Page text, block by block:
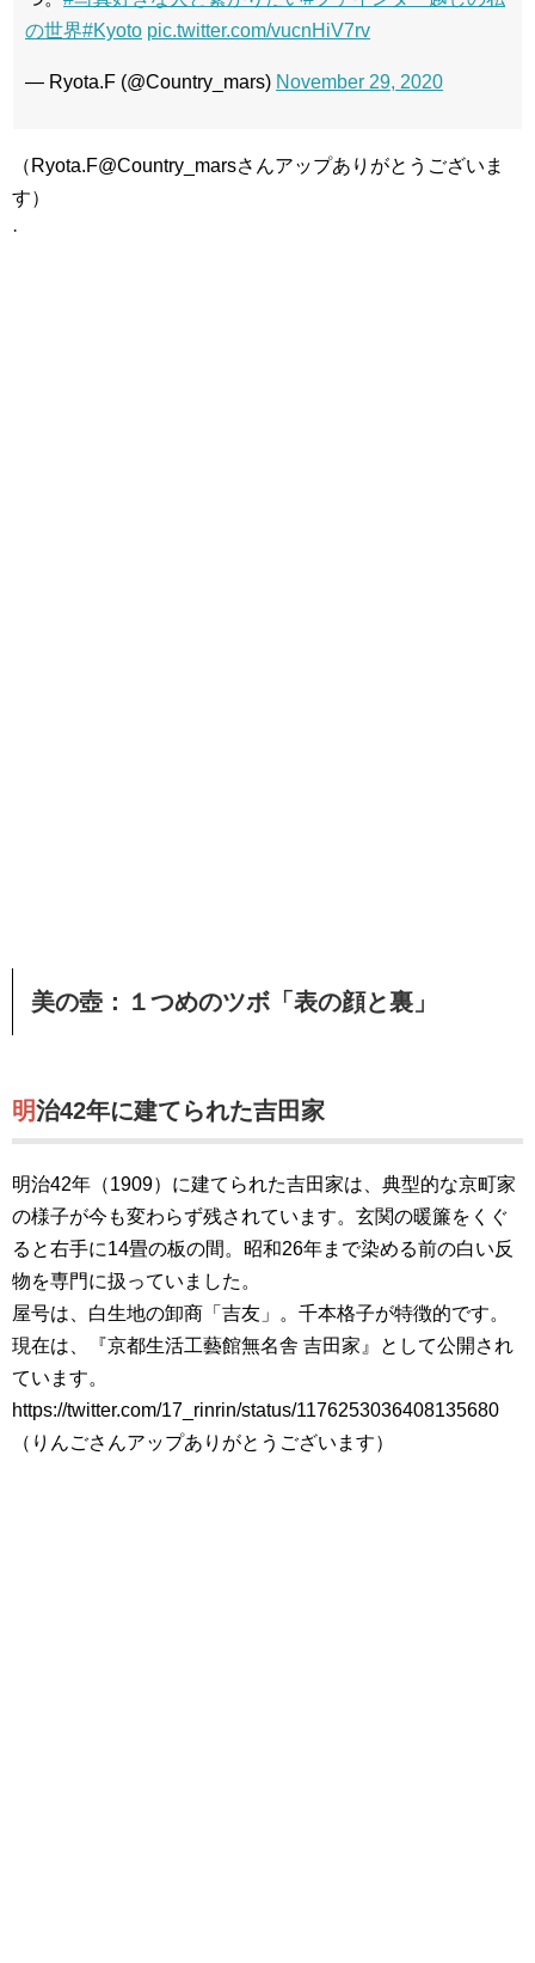
の世界#Kyoto pic.twitter.com/vucnHiV7rv
— Ryota.F (@Country_mars) November 29, 2020
（Ryota.F@Country_marsさんアップありがとうございま
す）
·
美の壺：１つめのツボ「表の顔と裏」
明治42年に建てられた吉田家
明治42年（1909）に建てられた吉田家は、典型的な京町家
の様子が今も変わらず残されています。玄関の暖簾をくぐ
ると右手に14畳の板の間。昭和26年まで染める前の白い反
物を専門に扱っていました。
屋号は、白生地の卸商「吉友」。千本格子が特徴的です。
現在は、『京都生活工藝館無名舎 吉田家』として公開され
ています。
https://twitter.com/17_rinrin/status/1176253036408135680
（りんごさんアップありがとうございます）